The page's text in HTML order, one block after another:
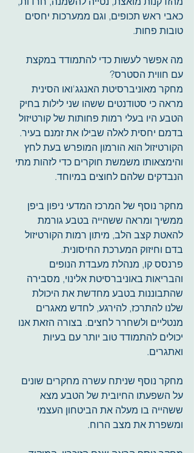
כאבי ראש תכופים, וגם ממערכות יחסים
טובות פחות.
מה אפשר לעשות כדי להתמודד במקצת
עם חווית הסטרס?
מחקר מאוניברסיטת האנגג'ואו הסינית
מראה כי סטודנטים ששהו שני לילות בחיק
הטבע היו בעלי רמות פחותות של קורטיזול
בדמם יחסית לאלה שבילו את זמנם בעיר.
הקורטיזול הוא הורמון המופרש בעת לחץ
והימצאותו משמשת חוקרים כדי לזהות מתי
הנבדקים שלהם לחוצים במיוחד.
מחקר נוסף של המרכז המדעי ניפון ביפן
ממשיך ומראה ששהייה בטבע גורמת
להאטת קצב הלב, מיתון רמות הקורטיזול
בדם וחיזוק המערכת החיסונית.
פרנסס קו, מנהלת מעבדת הנופים
והבריאות באוניברסיטת אלינוי, מסבירה
שהתבוננות בטבע מחדשת את היכולת
שלנו להתרכז, להירגע, לחדש מאגרים
מנטליים ולשחרר לחצים. בצורה הזאת אנו
יכולים להתמודד טוב יותר עם בעיות
ואתגרים.
מחקר נוסף שניתח עשרה מחקרים שונים
על השפעתו החיובית של הטבע מצא
ששהייה בו מעלה את הביטחון העצמי
ומשפרת את מצב הרוח.